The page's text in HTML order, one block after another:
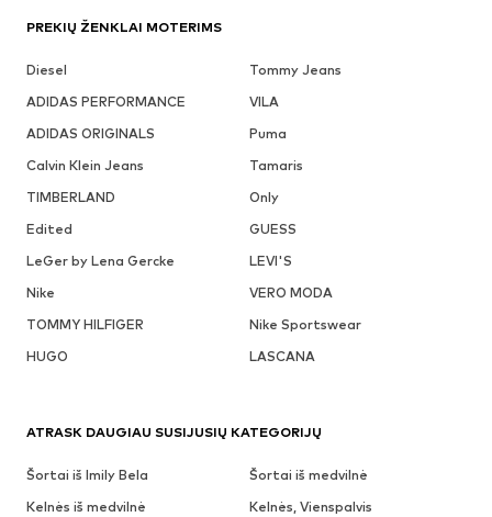
PREKIŲ ŽENKLAI MOTERIMS
Diesel
Tommy Jeans
ADIDAS PERFORMANCE
VILA
ADIDAS ORIGINALS
Puma
Calvin Klein Jeans
Tamaris
TIMBERLAND
Only
Edited
GUESS
LeGer by Lena Gercke
LEVI'S
Nike
VERO MODA
TOMMY HILFIGER
Nike Sportswear
HUGO
LASCANA
ATRASK DAUGIAU SUSIJUSIŲ KATEGORIJŲ
Šortai iš Imily Bela
Šortai iš medvilnė
Kelnės iš medvilnė
Kelnės, Vienspalvis